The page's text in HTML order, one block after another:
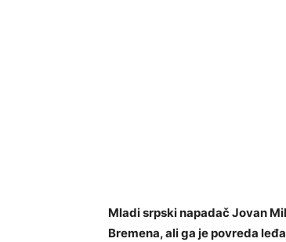
Mladi srpski napadač Jovan
Bremena, ali ga je povreda